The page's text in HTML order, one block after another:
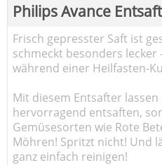
Philips Avance
Frisch gepresster Saft ist
schmeckt besonders lecker
während einer Heilfasten-
Mit diesem Entsafter
hervorragend entsaften,
Gemüsesorten wie Rote
Möhren! Spritzt nicht! Und
ganz einfach reinigen!